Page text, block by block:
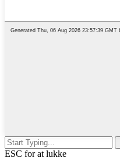
ESC for at lukke